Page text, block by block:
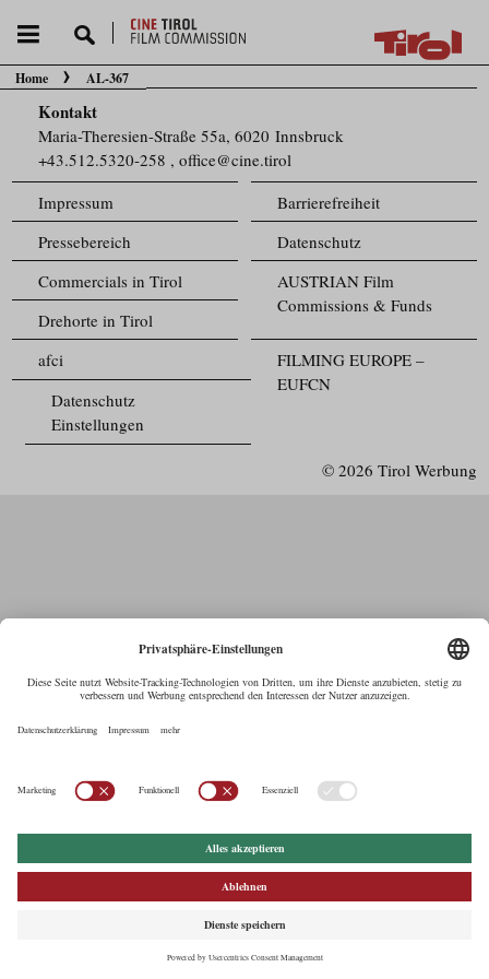
Sie befinden sich hier:
Home AL-367
Kontakt
Maria-Theresien-Straße 55a, 6020 Innsbruck
+43.512.5320-258 ,office@cine.tirol
Impressum
Barrierefreiheit
Pressebereich
Datenschutz
Commercials in Tirol
AUSTRIAN Film
Commissions & Funds
Drehorte in Tirol
FILMING EUROPE –
EUFCN
afci
Datenschutz
Einstellungen
© 2026 Tirol Werbung